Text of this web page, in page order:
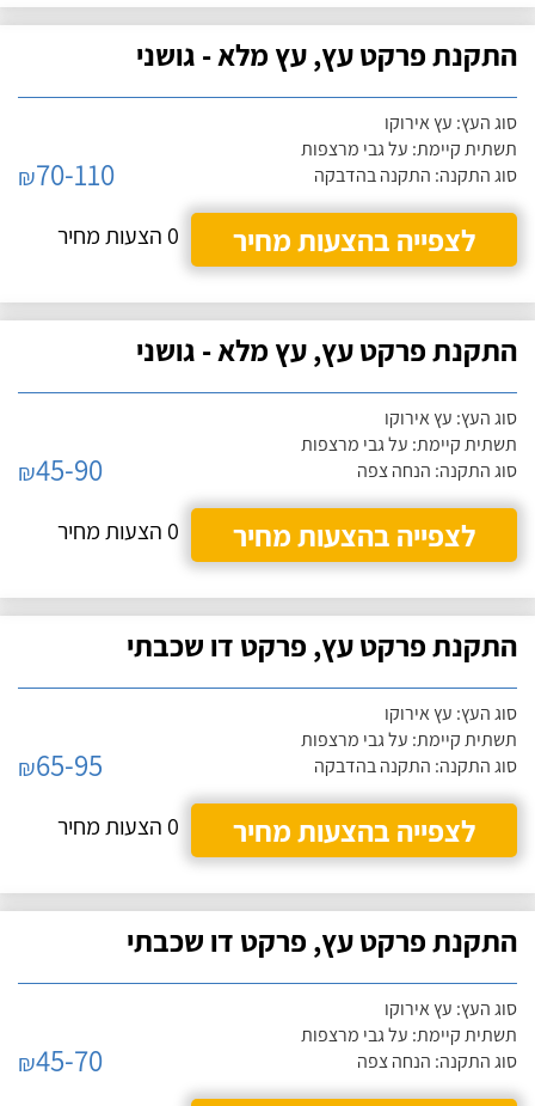
התקנת פרקט עץ, עץ מלא - גושני
סוג העץ: עץ אירוקו
תשתית קיימת: על גבי מרצפות
סוג התקנה: התקנה בהדבקה
₪70-110
לצפייה בהצעות מחיר
0 הצעות מחיר
התקנת פרקט עץ, עץ מלא - גושני
סוג העץ: עץ אירוקו
תשתית קיימת: על גבי מרצפות
סוג התקנה: הנחה צפה
₪45-90
לצפייה בהצעות מחיר
0 הצעות מחיר
התקנת פרקט עץ, פרקט דו שכבתי
סוג העץ: עץ אירוקו
תשתית קיימת: על גבי מרצפות
סוג התקנה: התקנה בהדבקה
₪65-95
לצפייה בהצעות מחיר
0 הצעות מחיר
התקנת פרקט עץ, פרקט דו שכבתי
סוג העץ: עץ אירוקו
תשתית קיימת: על גבי מרצפות
סוג התקנה: הנחה צפה
₪45-70